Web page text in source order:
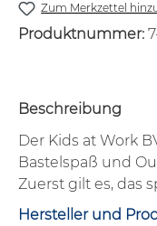
Zum Merkzettel
Produktnummer:
Beschreibung
Der Kids at Work
Bastelspaß und
Zuerst gilt es, das
Hersteller und